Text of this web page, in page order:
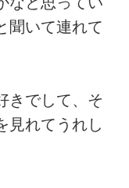
聞いて連れて
きでして、そ
見れてうれし